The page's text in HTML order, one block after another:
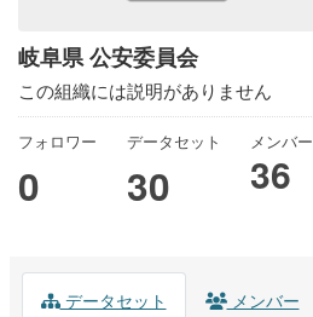
岐阜県 公安委員会
この組織には説明がありません
フォロワー
0
データセット
30
メンバー
36
データセット メンバー